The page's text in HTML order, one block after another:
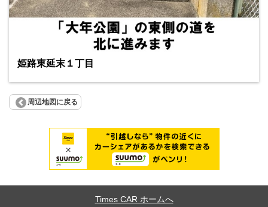
姫路東延末１丁目
周辺地図に戻る
Times CAR ホームへ